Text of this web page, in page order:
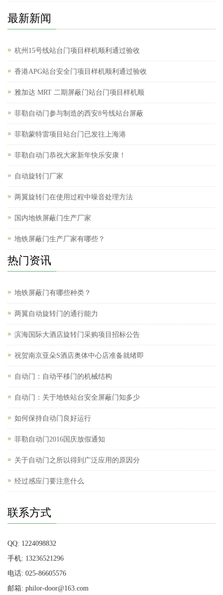
最新新闻
杭州15号线站台门项目样机顺利通过验收
香港APG站台安全门项目样机顺利通过验收
雅加达 MRT 二期屏蔽门站台门项目样机顺
菲勒自动门参与制造的西安8号线站台屏蔽
菲勒蒙特雷项目站台门已发往上海港
菲勒自动门恭祝大家新年快乐安康！
自动旋转门厂家
两翼旋转门在使用过程中噪音处理方法
国内地铁屏蔽门生产厂家
地铁屏蔽门生产厂家有哪些？
热门资讯
地铁屏蔽门有哪些种类？
两翼自动旋转门的通行能力
滨海国际大酒店旋转门采购项目招标公告
祝贺南京亚朵S酒店奥体中心店准备就绪即
自动门：自动平移门的机械结构
自动门：关于地铁站台安全屏蔽门知多少
如何保持自动门良好运行
菲勒自动门2016国庆放假通知
关于自动门之所以得到广泛应用的原因分
经过感应门要注意什么
联系方式
QQ: 1224098832
手机: 13236521296
电话: 025-86605576
邮箱: philor-door@163.com